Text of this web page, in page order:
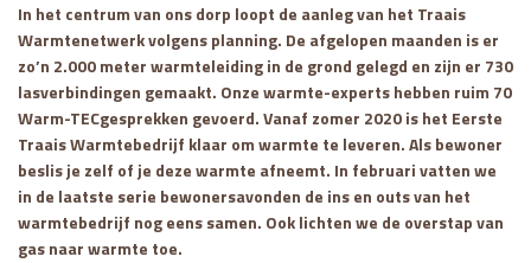
In het centrum van ons dorp loopt de aanleg van het Traais
Warmtenetwerk volgens planning. De afgelopen maanden is er
zo’n 2.000 meter warmteleiding in de grond gelegd en zijn er 730
lasverbindingen gemaakt. Onze warmte-experts hebben ruim 70
Warm-TECgesprekken gevoerd.Vanaf zomer 2020 is het Eerste
Traais Warmtebedrijf klaar om warmte te leveren. Als bewoner
beslis je zelf of je deze warmte afneemt. In februari vatten we
in de laatste serie bewonersavonden de ins en outs van het
warmtebedrijf nog eens samen. Ook lichten we de overstap van
gas naar warmte toe.